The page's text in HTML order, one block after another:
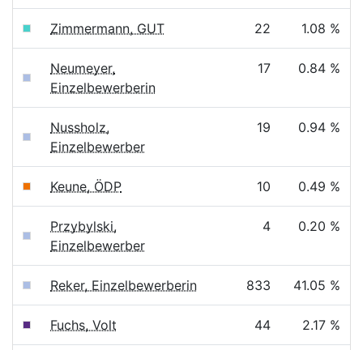
Zimmermann, GUT 22 1.08 %
Neumeyer,
Einzelbewerberin
17 0.84 %
Nussholz,
Einzelbewerber
19 0.94 %
Keune, ÖDP 10 0.49 %
Przybylski,
Einzelbewerber
4 0.20 %
Reker, Einzelbewerberin 833 41.05 %
Fuchs, Volt 44 2.17 %